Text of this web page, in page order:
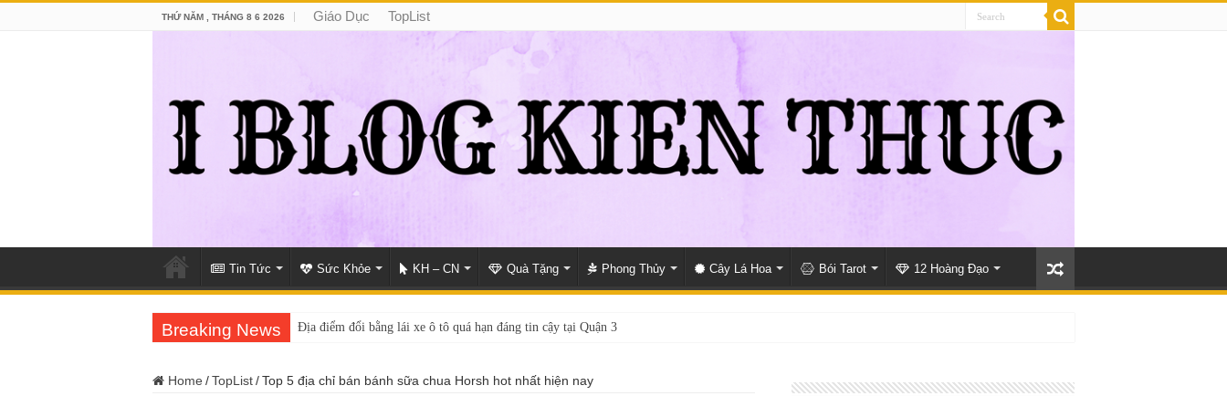
THỨ NĂM , THÁNG 8 6 2026 Giáo Dục TopList
Tin Tức Sức Khỏe KH – CN Quà Tặng Phong Thủy Cây Lá Hoa Bói Tarot 12 Hoàng Đạo
Breaking News Địa điểm đổi bằng lái xe ô tô quá hạn đáng tin cậy tại Quận 3
Home /TopList/Top 5 địa chỉ bán bánh sữa chua Horsh hot nhất hiện nay